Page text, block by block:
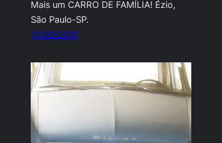
Mais um CARRO DE FAMÍLIA! Ézio,
São Paulo-SP.
10/03/2010